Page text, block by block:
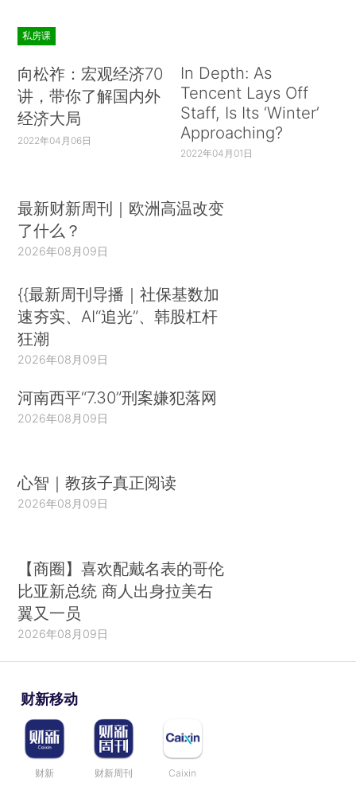
私房课
向松祚：宏观经济70
讲，带你了解国内外
经济大局
2022年04月06日
In Depth: As
Tencent Lays Off
Staff, Is Its ‘Winter’
Approaching?
2022年04月01日
最新财新周刊｜欧洲高温改变
了什么？
2026年08月09日
{{最新周刊导播｜社保基数加
速夯实、AI“追光”、韩股杠杆
狂潮
2026年08月09日
河南西平“7.30”刑案嫌犯落网
2026年08月09日
心智｜教孩子真正阅读
2026年08月09日
【商圈】喜欢配戴名表的哥伦
比亚新总统 商人出身拉美右
翼又一员
2026年08月09日
财新移动
财新 财新周刊 Caixin